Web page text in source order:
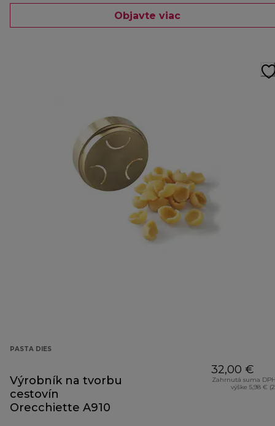
Objavte viac
PASTA DIES
Výrobník na tvorbu
cestovín
Orecchiette A910
32,00 €
Zahrnutá suma
výške 5,98 €